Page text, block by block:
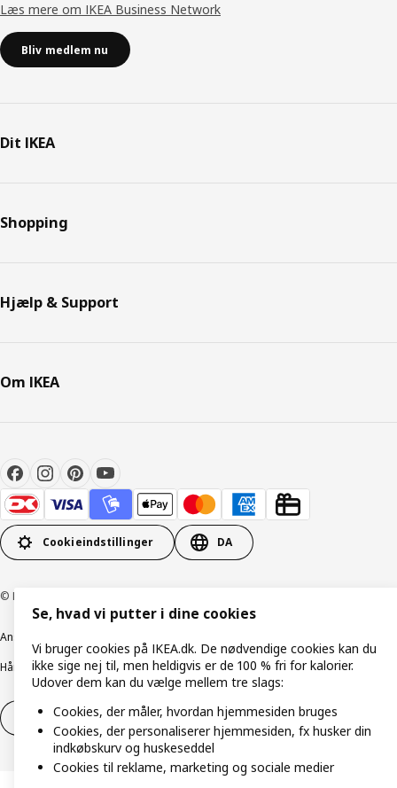
Læs mere om IKEA Business Network
Bliv medlem nu
Dit IKEA
Shopping
Hjælp & Support
Om IKEA
Cookieindstillinger DA
© Inter IKEA Systems B.V. 1999-2026
Ansvarlig rapportering
Håndtering af persondataSalgs- og leveringsbetingelser
Fortryd dit køb Fortryd dit køb af service
Se, hvad vi putter i dine cookies
Vi bruger cookies på IKEA.dk. De nødvendige cookies kan du
ikke sige nej til, men heldigvis er de 100 % fri for kalorier.
Udover dem kan du vælge mellem tre slags:
Cookies, der måler, hvordan hjemmesiden bruges
Cookies, der personaliserer hjemmesiden, fx husker din
indkøbskurv og huskeseddel
Cookies til reklame, marketing og sociale medier